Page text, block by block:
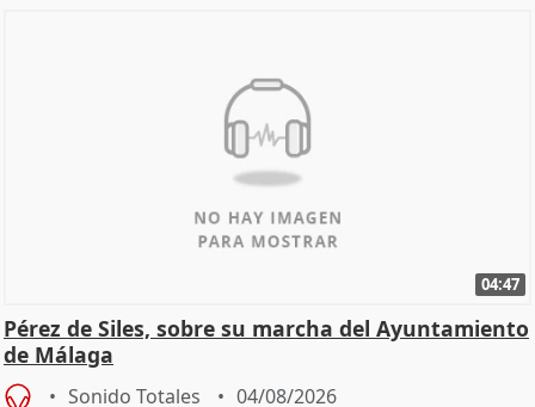
04:47
Pérez de Siles, sobre su marcha del Ayuntamiento
de Málaga
Sonido Totales 04/08/2026